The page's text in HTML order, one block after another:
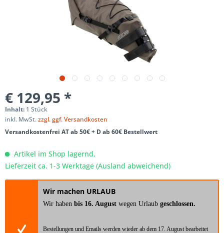
€ 129,95 *
Inhalt: 1 Stück
inkl. MwSt.zzgl. ggf. Versandkosten
Versandkostenfrei AT ab 50€ + D ab 60€ Bestellwert
Artikel im Shop lagernd,
Lieferzeit ca. 1-3 Werktage (Ausland abweichend)
Wir machen URLAUB
Wir haben bis 16. August wegen Urlaub geschlossen.
Bestellungen und Emails werden wieder ab dem 17. August bearbeitet